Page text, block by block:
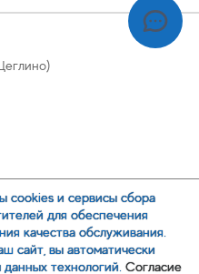
cookies и сервисы сбора
для обеспечения
качества обслуживания.
сайт, вы автоматически
технологий. Согласие